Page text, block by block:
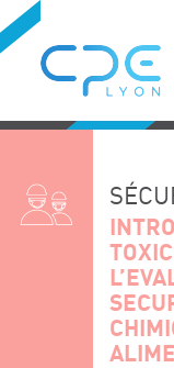
Formations
Formations
Infos pratiques
Equipe
Nous choisir
Cookies management